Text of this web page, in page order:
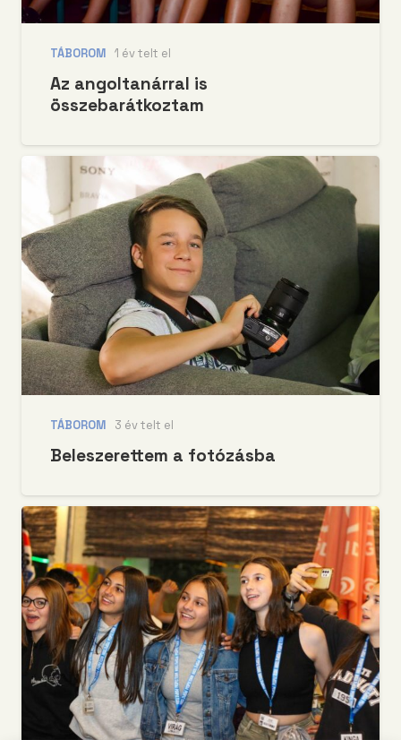
TÁBOROM 1 év telt el
Az angoltanárral is
összebarátkoztam
TÁBOROM 3 év telt el
Beleszerettem a fotózásba